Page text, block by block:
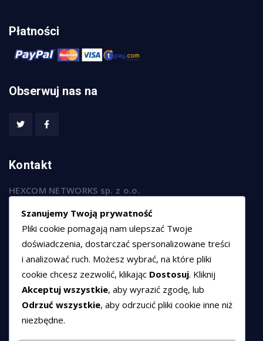
Płatności
Obserwuj nas na
Kontakt
HEXCOM NETWORKS sp. z o.o.
ul. Marsz. Józefa Piłsudskiego 74/320,
50-020 Wrocław
+48 789 594 102
sprzedaz@hexssl.pl
Dokumenty
Regulamin świadczenia usług
Szanujemy Twoją prywatność
Pliki cookie pomagają nam ulepszać Twoje
doświadczenia, dostarczać spersonalizowane treści
i analizować ruch. Możesz wybrać, na które pliki
cookie chcesz zezwolić, klikając Dostosuj. Kliknij
Akceptuj wszystkie, aby wyrazić zgodę, lub
Odrzuć wszystkie, aby odrzucić pliki cookie inne niż
niezbędne.